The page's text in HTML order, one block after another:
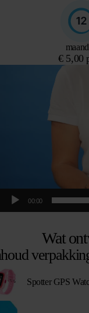
€ 5,00
00:00
Wat
Spotter GPS